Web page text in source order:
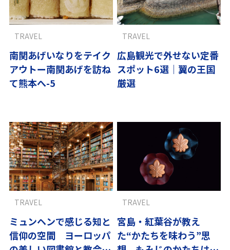
南関あげいなりをテイク
アウトー南関あげを訪ね
て熊本へ-5
TRAVEL
広島観光で外せない定番
スポット6選｜翼の王国
厳選
TRAVEL
ミュンヘンで感じる知と
信仰の空間 ヨーロッパ
TRAVEL
宮島・紅葉谷が教え
た“かたちを味わう”思
TRAVEL